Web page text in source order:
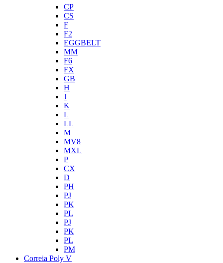
CP
CS
F
F2
EGGBELT
MM
F6
FX
GB
H
J
K
L
LL
M
MV8
MXL
P
CX
D
PH
PJ
PK
PL
PJ
PK
PL
PM
Correia Poly V